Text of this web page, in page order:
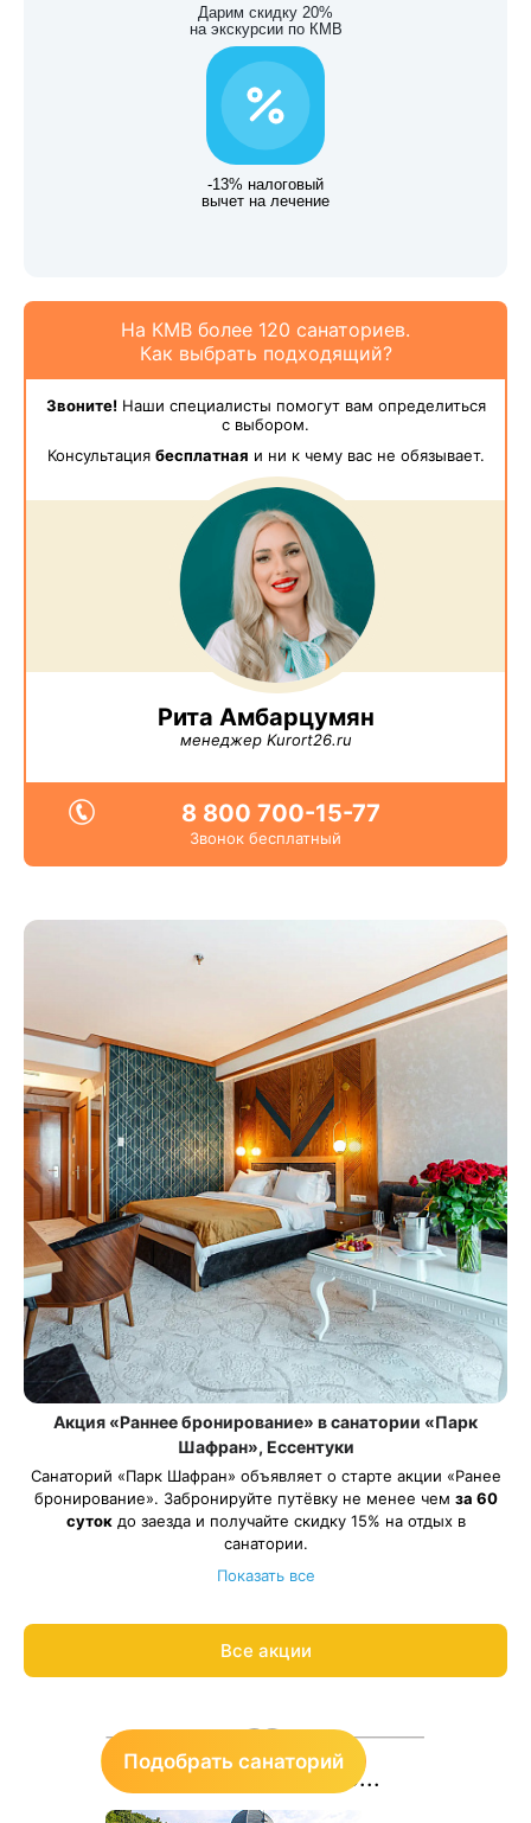
Дарим скидку 20%
на экскурсии по КМВ
-13% налоговый
вычет на лечение
На КМВ более 120 санаториев.
Как выбрать подходящий?
Звоните!Наши специалисты помогут вам определиться
с выбором.
Консультация бесплатная и ни к чему вас не обязывает.
Рита Амбарцумян
менеджер Kurort26.ru
8 800 700-15-77
Звонок бесплатный
Акция «Раннее бронирование» в санатории «Парк
Шафран», Ессентуки
Санаторий «Парк Шафран» объявляет о старте акции «Ранее
бронирование». Забронируйте путёвку не менее чем за 60
сутокдо заезда и получайте скидку 15% на отдых в
санатории.
Акция действует на все виды путевок и на все категории
номеров.
Показать все
Все акции
Знаете ли вы, что...
Подобрать санаторий